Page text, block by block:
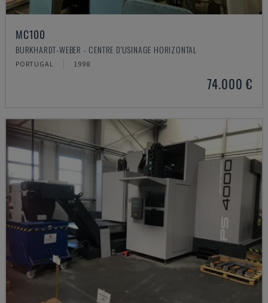
MC100
BURKHARDT-WEBER - CENTRE D'USINAGE HORIZONTAL
PORTUGAL 1998
74.000 €